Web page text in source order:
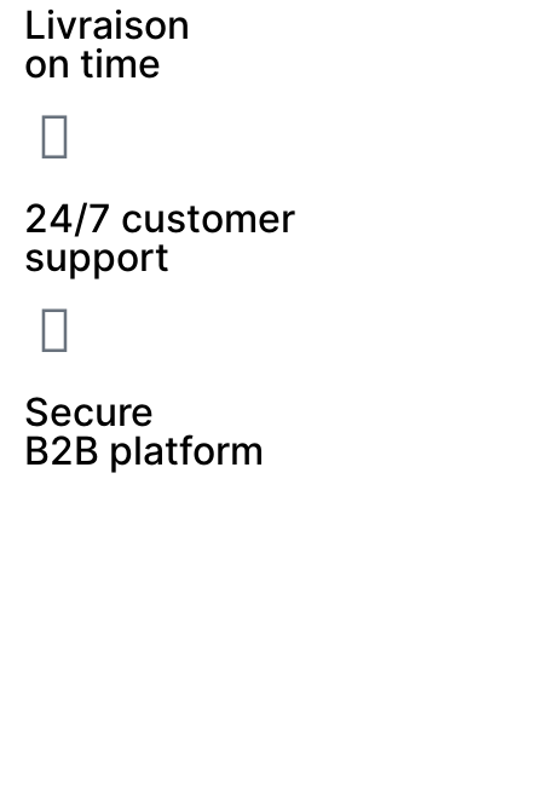
Livraison
on time
24/7 customer
support
Secure
B2B platform